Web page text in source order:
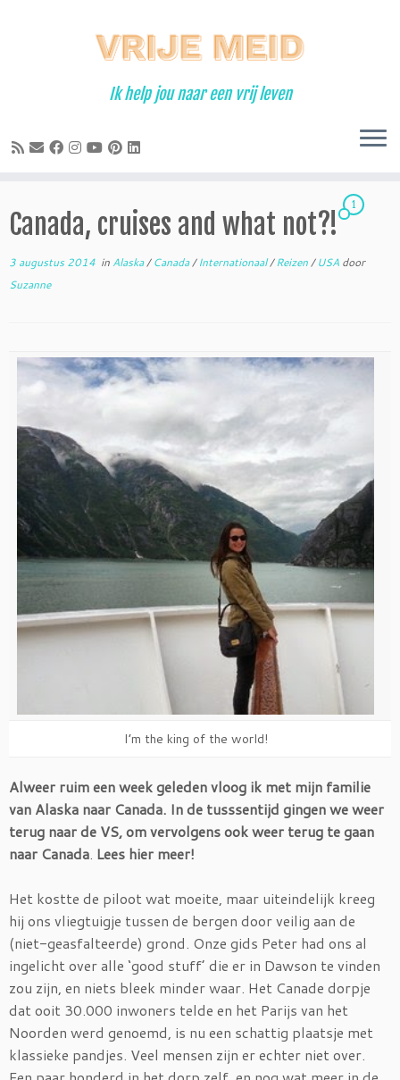
Ik help jou naar een vrij leven
Canada, cruises and what not?!
1
3 augustus 2014 in Alaska/Canada/Internationaal/Reizen/USA door
Suzanne
I’m the king of the world!
Alweer ruim een week geleden vloog ik met mijn familie
van Alaska naar Canada. In de tusssentijd gingen we weer
terug naar de VS, om vervolgens ook weer terug te gaan
naar Canada. Lees hier meer!
Het kostte de piloot wat moeite, maar uiteindelijk kreeg
hij ons vliegtuigje tussen de bergen door veilig aan de
(niet-geasfalteerde) grond. Onze gids Peter had ons al
ingelicht over alle ‘good stuff’ die er in Dawson te vinden
zou zijn, en niets bleek minder waar. Het Canade dorpje
dat ooit 30.000 inwoners telde en het Parijs van het
Noorden werd genoemd, is nu een schattig plaatsje met
klassieke pandjes. Veel mensen zijn er echter niet over.